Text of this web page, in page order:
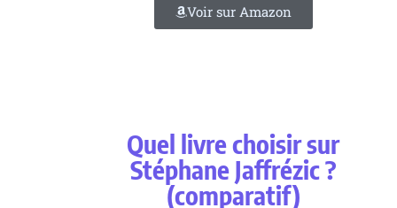
Voir sur Amazon
Quel livre choisir sur
Stéphane Jaffrézic ?
(comparatif)